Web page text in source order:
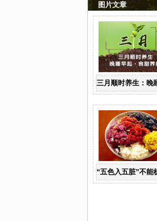
图片文章
三月顺时养生：晚
“五色入五脏”不能